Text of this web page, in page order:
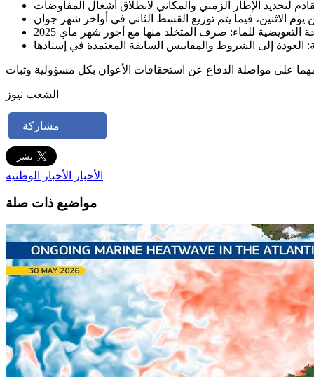
الشعب نيوز
مشاركة
الأخبار الأخبار الوطنية
مواضيع ذات صلة